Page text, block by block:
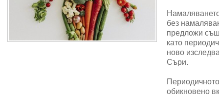
без
предложи
като
ново
Съри.
обикновено